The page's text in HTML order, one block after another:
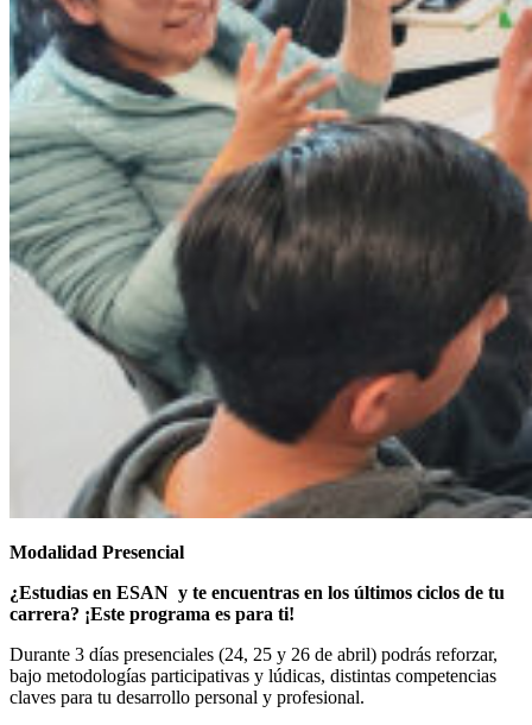
Modalidad Presencial
¿Estudias en ESAN y te encuentras en los últimos ciclos de tu
carrera? ¡Este programa es para ti!
Durante 3 días presenciales (24, 25 y 26 de abril) podrás reforzar,
bajo metodologías participativas y lúdicas, distintas competencias
claves para tu desarrollo personal y profesional.